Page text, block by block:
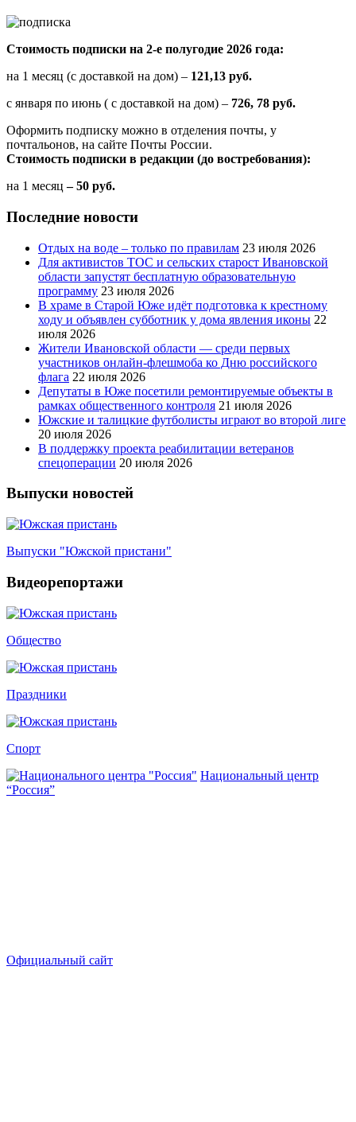
Стоимость подписки на 2-е полугодие 2026 года:
на 1 месяц (с доставкой на дом) – 121,13 руб.
с января по июнь ( с доставкой на дом) – 726, 78 руб.
Оформить подписку можно в отделения почты, у
почтальонов, на сайте Почты России.
Стоимость подписки в редакции (до востребования):
на 1 месяц – 50 руб.
Последние новости
Отдых на воде – только по правилам 23 июля 2026
Для активистов ТОС и сельских старост Ивановской
области запустят бесплатную образовательную
программу 23 июля 2026
В храме в Старой Юже идёт подготовка к крестному
ходу и объявлен субботник у дома явления иконы 22
июля 2026
Жители Ивановской области — среди первых
участников онлайн-флешмоба ко Дню российского
флага 22 июля 2026
Депутаты в Юже посетили ремонтируемые объекты в
рамках общественного контроля 21 июля 2026
Южские и талицкие футболисты играют во второй лиге
20 июля 2026
В поддержку проекта реабилитации ветеранов
спецоперации 20 июля 2026
Выпуски новостей
Выпуски "Южской пристани"
Видеорепортажи
Общество
Праздники
Спорт
Национальный центр
“Россия”
Официальный сайт